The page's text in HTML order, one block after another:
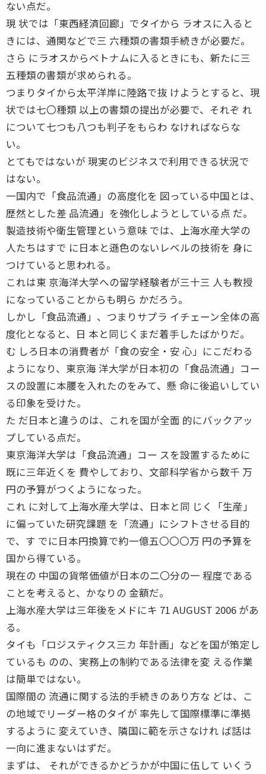
ない点だ。
現 状では「東西経済回廊」でタイから ラオスに入ると
きには、通関などで三 六種類の書類手続きが必要だ。
さら にラオスからベトナムに入るときにも、新たに三
五種類の書類が求められる。
つまりタイから太平洋岸に陸路で抜 けようとすると、現
状では七〇種類 以上の書類の提出が必要で、それぞ れ
について七つも八つも判子をもらわ なければならな
い。
とてもではないが 現実のビジネスで利用できる状況で
はない。
一国内で「食品流通」の高度化を 図っている中国とは、
歴然とした差 品流通」を強化しようとしている点 だ。
製造技術や衛生管理という意味 では、上海水産大学の
人たちはすで に日本と遜色のないレベルの技術を 身に
つけていると思われる。
これは東 京海洋大学への留学経験者が三十三 人も教授
になっていることからも明ら かだろう。
しかし「食品流通」、つまりサプラ イチェーン全体の高
度化となると、日 本と同じくまだ着手したばかりだ。
む しろ日本の消費者が「食の安全・安 心」にこだわる
ようになり、東京海 洋大学が日本初の「食品流通」コー
スの設置に本腰を入れたのをみて、懸 命に後追いしてい
る印象を受けた。
た だ日本と違うのは、これを国が全面 的にバックアッ
プしている点だ。
東京海洋大学は「食品流通」コー スを設置するために
既に三年近くを 費やしており、文部科学省から数千 万
円の予算がつくようになった。
これ に対して上海水産大学は、日本と同 じく「生産」
に偏っていた研究課題 を「流通」にシフトさせる目的
で、す でに日本円換算で約一億五〇〇〇万 円の予算を
国から得ている。
現在の 中国の貨幣価値が日本の二〇分の一 程度である
ことを考えると、かなりの 金額だ。
上海水産大学は三年後をメドにキ 71 AUGUST 2006 があ
る。
タイも「ロジスティクス三カ 年計画」などを国が策定し
ているも のの、実務上の制約である法律を変 える作業
は簡単ではない。
国際間の 流通に関する法的手続きのあり方な どは、こ
の地域でリーダー格のタイが 率先して国際標準に準拠
するように 変えていき、隣国に範を示さなけれ ば話は
一向に進まないはずだ。
まずは、 それができるかどうかが中国に伍して いくう